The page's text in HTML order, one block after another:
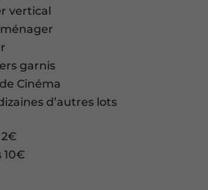
vertical
garnis
Cinéma
d’autres lots
2€
10€